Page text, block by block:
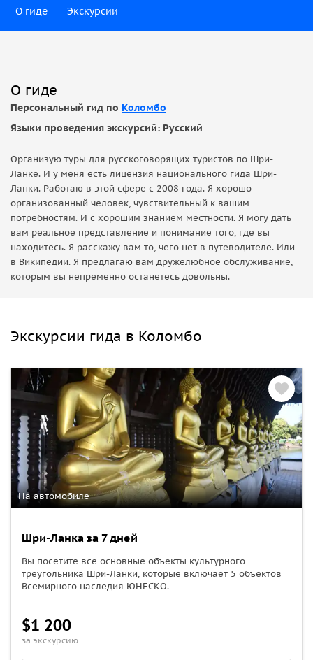
О гиде Экскурсии
О гиде
Персональный гид по Коломбо
Языки проведения экскурсий: Русский
Организую туры для русскоговорящих туристов по Шри-
Ланке. И у меня есть лицензия национального гида Шри-
Ланки. Работаю в этой сфере с 2008 года. Я хорошо
организованный человек, чувствительный к вашим
потребностям. И с хорошим знанием местности. Я могу дать
вам реальное представление и понимание того, где вы
находитесь. Я расскажу вам то, чего нет в путеводителе. Или
в Википедии. Я предлагаю вам дружелюбное обслуживание,
которым вы непременно останетесь довольны.
Экскурсии гида в Коломбо
На автомобиле
Шри-Ланка за 7 дней
Вы посетите все основные объекты культурного
треугольника Шри-Ланки, которые включает 5 объектов
Всемирного наследия ЮНЕСКО.
$1 200
за экскурсию